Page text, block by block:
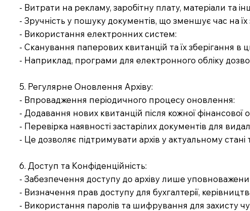
- Витрати на рекламу, заробітну плату, матеріали та
- Зручність у пошуку документів, що зменшує час на
- Використання електронних систем:
- Сканування паперових квитанцій та їх зберігання в
- Наприклад, програми для електронного обліку
5. Регулярне Оновлення Архіву:
- Впровадження періодичного процесу оновлення:
- Додавання нових квитанцій після кожної фінансової
- Перевірка наявності застарілих документів для
- Це дозволяє підтримувати архів у актуальному
6. Доступ та Конфіденційність:
- Забезпечення доступу до архіву лише
- Визначення прав доступу для бухгалтерії,
- Використання паролів та шифрування для захисту